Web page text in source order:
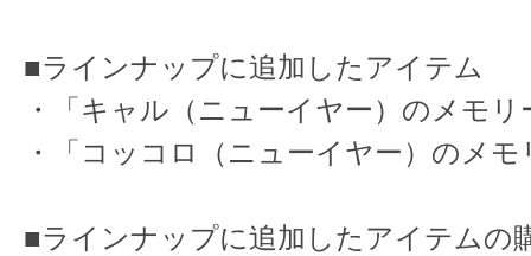
■ラインナップに追加したアイテム
・「キャル（ニューイヤー）のメモ
・「コッコロ（ニューイヤー）のメ
■ラインナップに追加したアイテムの